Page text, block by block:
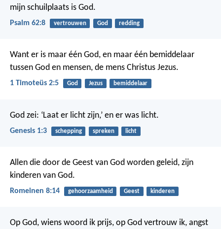
mijn schuilplaats is God.
Psalm 62:8 vertrouwen God redding
Want er is maar één God, en maar één bemiddelaar
tussen God en mensen, de mens Christus Jezus.
1 Timoteüs 2:5 God Jezus bemiddelaar
God zei: ‘Laat er licht zijn,’ en er was licht.
Genesis 1:3 schepping spreken licht
Allen die door de Geest van God worden geleid, zijn
kinderen van God.
Romeinen 8:14 gehoorzaamheid Geest kinderen
Op God, wiens woord ik prijs, op God vertrouw ik, angst